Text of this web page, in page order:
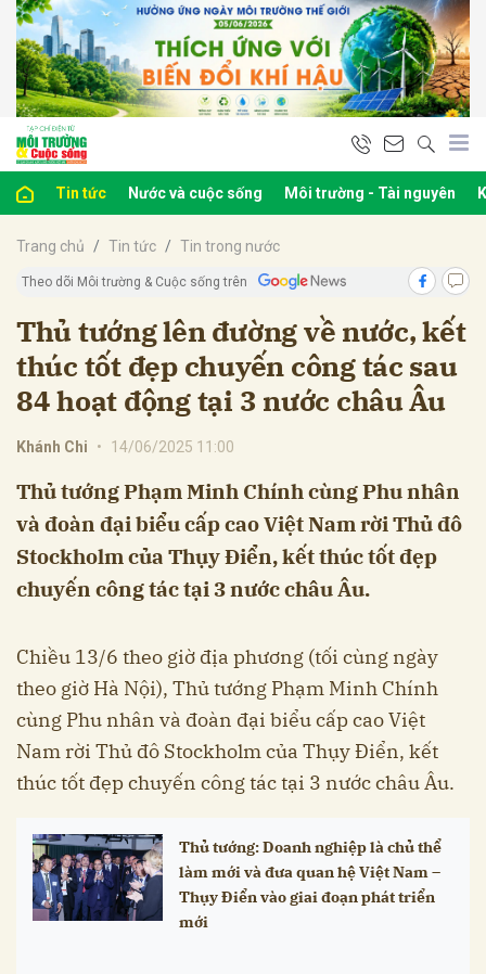
Tin tức Nước và cuộc sống Môi trường - Tài nguyên
Trang chủ Tin tức Tin trong nước
Theo dõi Môi trường & Cuộc sống trên
Thủ tướng lên đường về nước, kết
thúc tốt đẹp chuyến công tác sau
84 hoạt động tại 3 nước châu Âu
Khánh Chi • 14/06/2025 11:00
Thủ tướng Phạm Minh Chính cùng Phu nhân
và đoàn đại biểu cấp cao Việt Nam rời Thủ đô
Stockholm của Thụy Điển, kết thúc tốt đẹp
chuyến công tác tại 3 nước châu Âu.
Chiều 13/6 theo giờ địa phương (tối cùng ngày
theo giờ Hà Nội), Thủ tướng Phạm Minh Chính
cùng Phu nhân và đoàn đại biểu cấp cao Việt
Nam rời Thủ đô Stockholm của Thụy Điển, kết
thúc tốt đẹp chuyến công tác tại 3 nước châu Âu.
Thủ tướng: Doanh nghiệp là chủ thể
làm mới và đưa quan hệ Việt Nam –
Thụy Điển vào giai đoạn phát triển
mới
luận
Hủy